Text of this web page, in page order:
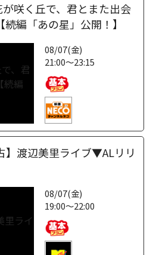
咲く丘で、君とまた出会
続編「あの星」公開！】
08/07(金)
21:00～23:15
】渡辺美里ライブ▼ALリリ
08/07(金)
19:00～22:00